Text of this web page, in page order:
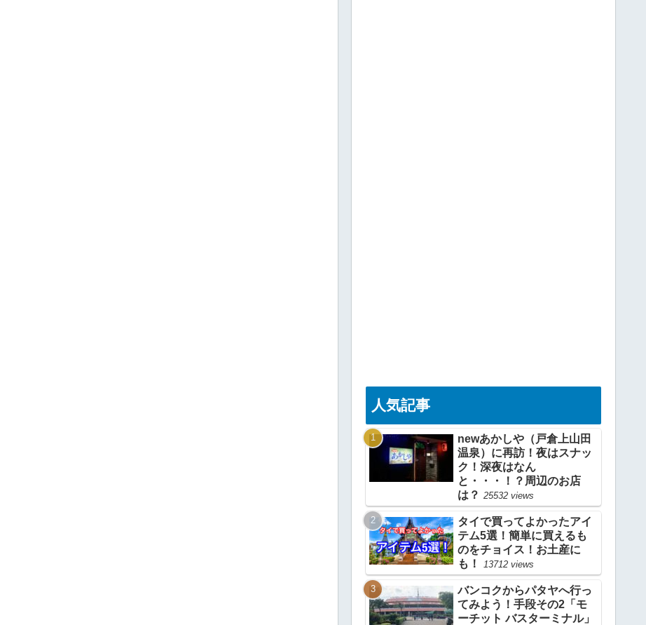
人気記事
newあかしや（戸倉上山田
温泉）に再訪！夜はスナッ
ク！深夜はなん
と・・・！？周辺のお店
は？ 25532 views
タイで買ってよかったアイ
テム5選！簡単に買えるも
のをチョイス！お土産に
も！
13712 views
バンコクからパタヤへ行っ
てみよう！手段その2「モ
ーチット バスターミナル」